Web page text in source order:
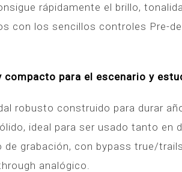
rápidamente el brillo,
con los sencillos controles Pre-
compacto para el escenario y
robusto construido para durar
ideal para ser usado tanto en
de grabación, con bypass true/trails
analógico.